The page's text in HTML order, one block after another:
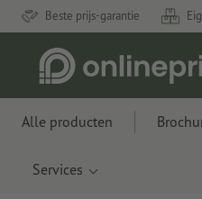
Beste prijs-garantie
Alle producten
Services